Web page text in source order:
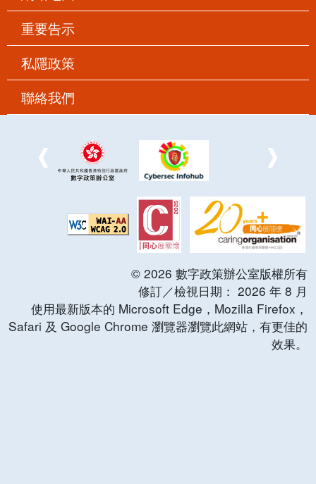
重要告示
私隱政策
聯絡我們
© 2026 數字政策辦公室版權所有
修訂／檢視日期： 2026 年 8 月
使用最新版本的 Microsoft Edge，Mozilla Firefox，
Safari 及 Google Chrome 瀏覽器瀏覽此網站，有更佳的
效果。